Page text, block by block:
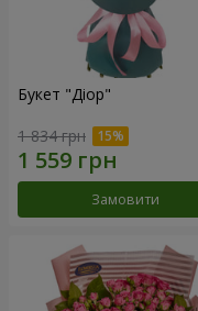
Букет "Діор"
1 834 грн
Замовити